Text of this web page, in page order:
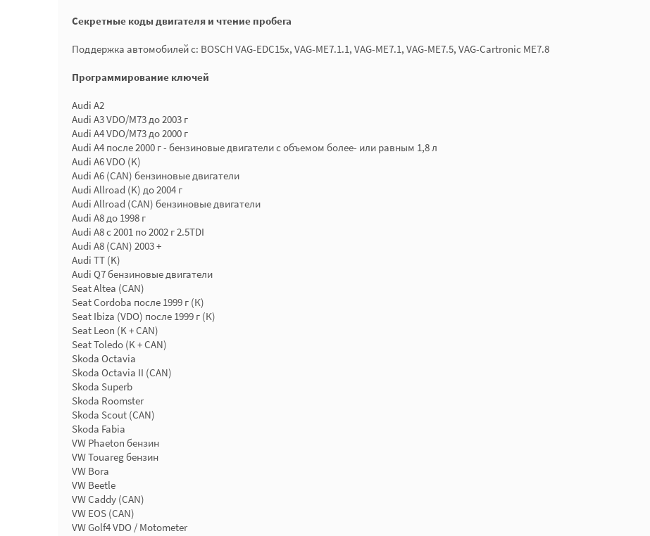
Секретные коды двигателя и чтение пробега
Поддержка автомобилей с: BOSCH VAG-EDC15x, VAG-ME7.1.1, VAG-ME7.1, VAG-ME7.5, VAG-Cartronic ME7.8
Программирование ключей
Audi A2
Audi A3 VDO/M73 до 2003 г
Audi A4 VDO/M73 до 2000 г
Audi A4 после 2000 г - бензиновые двигатели с объемом более- или равным 1,8 л
Audi A6 VDO (K)
Audi A6 (CAN) бензиновые двигатели
Audi Allroad (K) до 2004 г
Audi Allroad (CAN) бензиновые двигатели
Audi A8 до 1998 г
Audi A8 с 2001 по 2002 г 2.5TDI
Audi A8 (CAN) 2003 +
Audi TT (K)
Audi Q7 бензиновые двигатели
Seat Altea (CAN)
Seat Cordoba после 1999 г (К)
Seat Ibiza (VDO) после 1999 г (К)
Seat Leon (K + CAN)
Seat Toledo (K + CAN)
Skoda Octavia
Skoda Octavia II (CAN)
Skoda Superb
Skoda Roomster
Skoda Scout (CAN)
Skoda Fabia
VW Phaeton бензин
VW Touareg бензин
VW Bora
VW Beetle
VW Caddy (CAN)
VW EOS (CAN)
VW Golf4 VDO / Motometer